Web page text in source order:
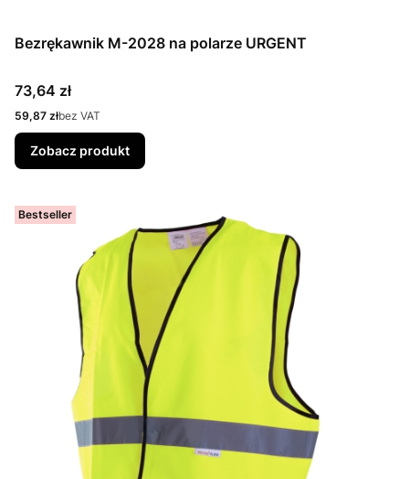
Bezrękawnik M-2028 na polarze URGENT
Cena
73,64 zł
Cena
59,87 złbez VAT
Zobacz produkt
Bestseller